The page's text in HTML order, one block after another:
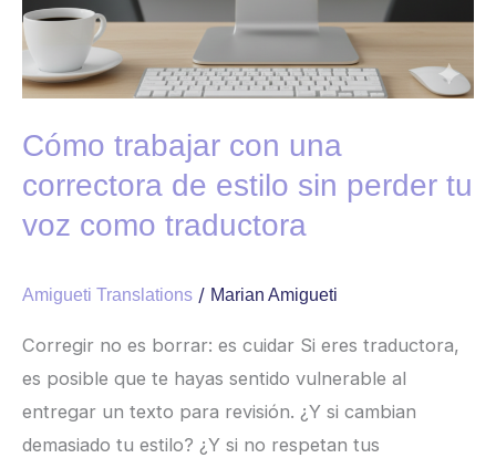
Cómo trabajar con una
correctora de estilo sin perder tu
voz como traductora
Amigueti Translations / Marian Amigueti
Corregir no es borrar: es cuidar Si eres traductora,
es posible que te hayas sentido vulnerable al
entregar un texto para revisión. ¿Y si cambian
demasiado tu estilo? ¿Y si no respetan tus
como
traductora